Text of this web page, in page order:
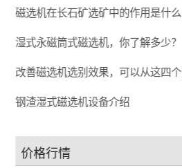
磁选机在长石矿选矿中的作用是什么
湿式永磁筒式磁选机，你了解多少？
钢渣湿式磁选机设备介绍
价格行情